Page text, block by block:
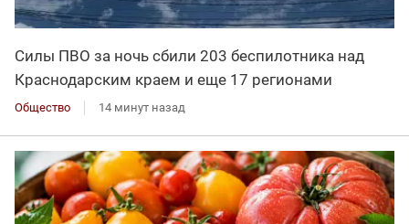
Силы ПВО за ночь сбили 203 беспилотника над
Краснодарским краем и еще 17 регионами
Общество 14 минут назад